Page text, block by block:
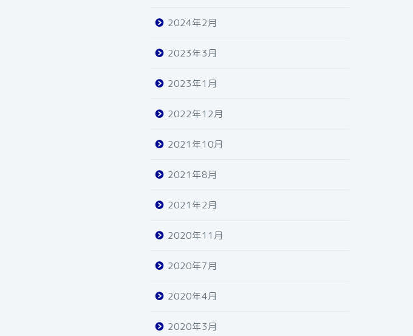
2024年2月
2023年3月
2023年1月
2022年12月
2021年10月
2021年8月
2021年2月
2020年11月
2020年7月
2020年4月
2020年3月